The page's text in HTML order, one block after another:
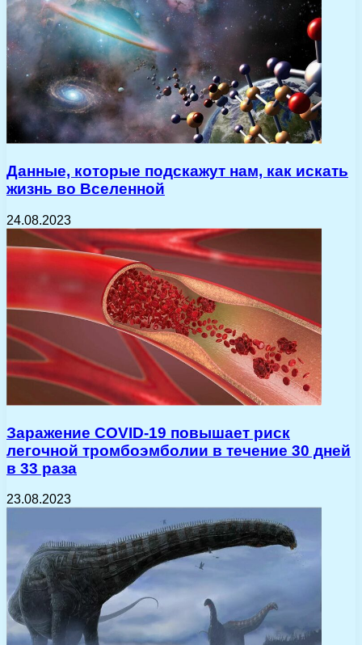
Данные, которые подскажут нам, как искать
жизнь во Вселенной
24.08.2023
Заражение COVID-19 повышает риск
легочной тромбоэмболии в течение 30 дней
в 33 раза
23.08.2023